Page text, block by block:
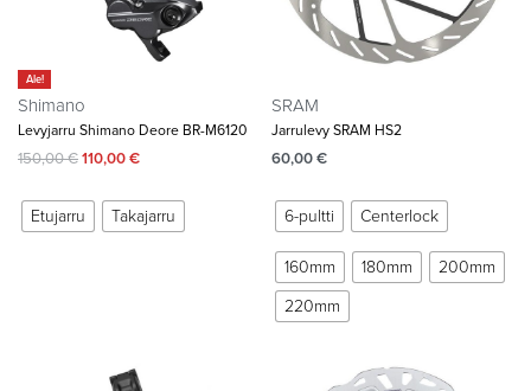
Ale!
Shimano
Levyjarru Shimano Deore BR-M6120
150,00€110,00€
Etujarru Takajarru
SRAM
Jarrulevy SRAM HS2
60,00€
6-pultti Centerlock
160mm 180mm
200mm
220mm